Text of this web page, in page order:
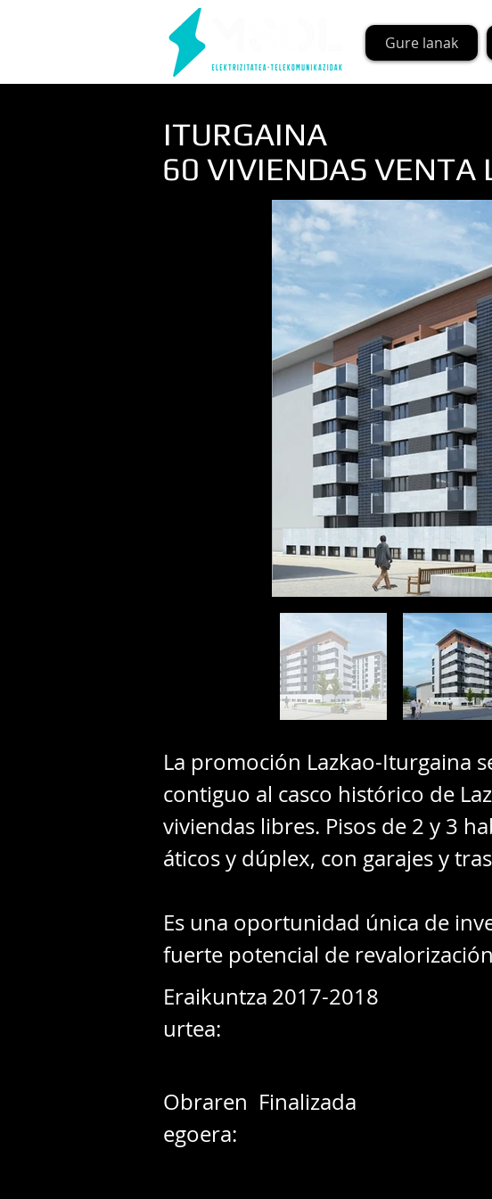
Gure lanak
ITURGAINA
60 VIVIENDAS VENTA
La promoción Lazkao-Iturgaina
contiguo al casco histórico de
viviendas libres. Pisos de 2 y 3
áticos y dúplex, con garajes y
Es una oportunidad única de
fuerte potencial de
2017-2018
Eraikuntza
urtea:
Obraren
egoera:
Finalizada